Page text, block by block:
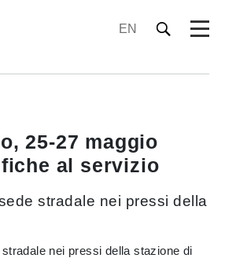
EN
25-27 maggio
al servizio
stradale nei pressi della
nei pressi della stazione di